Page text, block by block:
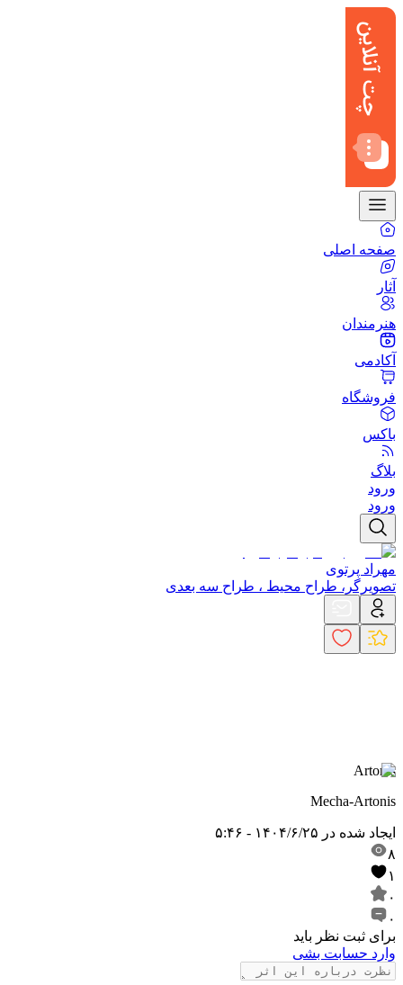
صفحه اصلی
آثار
هنرمندان
آکادمی
فروشگاه
باکس
بلاگ
ورود
ورود
مهراد پرتوی
تصویرگر، طراح محیط ، طراح سه بعدی
Artonis
Mecha-Artonis
ایجاد شده در ۱۴۰۴/۶/۲۵ - ۵:۴۶
۸
۱
۰
۰
برای ثبت نظر باید
وارد حسابت بشی